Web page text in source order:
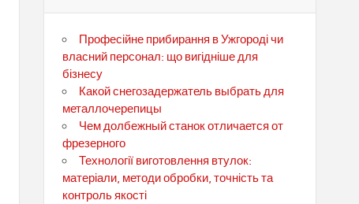
Професійне прибирання в Ужгороді чи
власний персонал: що вигідніше для
бізнесу
Какой снегозадержатель выбрать для
металлочерепицы
Чем долбежный станок отличается от
фрезерного
Технології виготовлення втулок:
матеріали, методи обробки, точність та
контроль якості